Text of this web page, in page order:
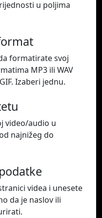
u poljima
formatirate svoj
MP3 ili WAV
Izaberi jednu.
video/audio u
najnižeg do
videa i unesete
da je naslov ili